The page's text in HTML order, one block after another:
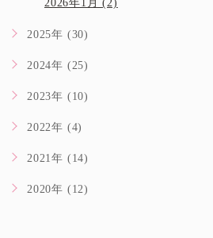
2026年1月 (2)
2025年 (30)
2024年 (25)
2023年 (10)
2022年 (4)
2021年 (14)
2020年 (12)